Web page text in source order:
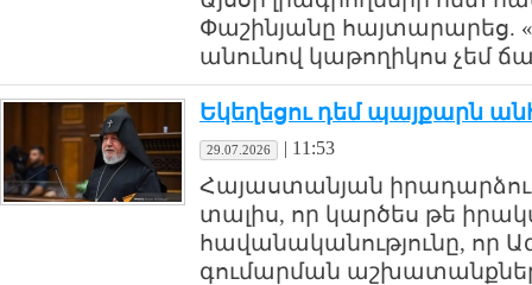
Փաշինյանը հայտարարեց.
անունով կաթողիկոս չեմ
Եկեղեցու դեմ պայքարն
29.07.2026 | 11:53
Հայաստանյան
տալիս, որ կարծես թե
հավանականությունը, որ
գումարման